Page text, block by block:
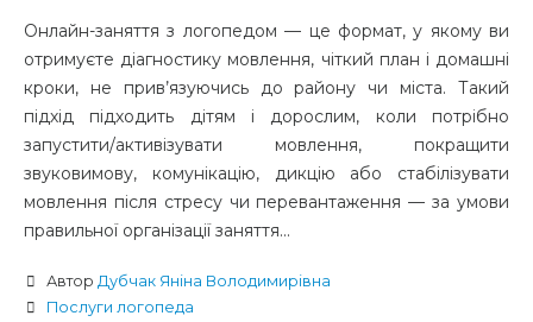
Онлайн-заняття з логопедом — це формат, у якому ви
отримуєте діагностику мовлення, чіткий план і домашні
кроки, не прив’язуючись до району чи міста. Такий
підхід підходить дітям і дорослим, коли потрібно
запустити/активізувати мовлення, покращити
звуковимову, комунікацію, дикцію або стабілізувати
мовлення після стресу чи перевантаження — за умови
правильної організації заняття...
Автор Дубчак Яніна Володимирівна
Послуги логопеда